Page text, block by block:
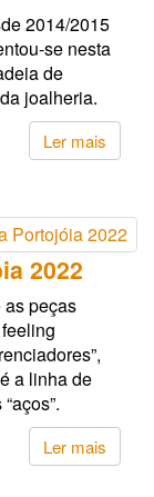
2014/2015
se nesta
de
joalheria.
Ler mais
2022
as peças
a linha de
Ler mais